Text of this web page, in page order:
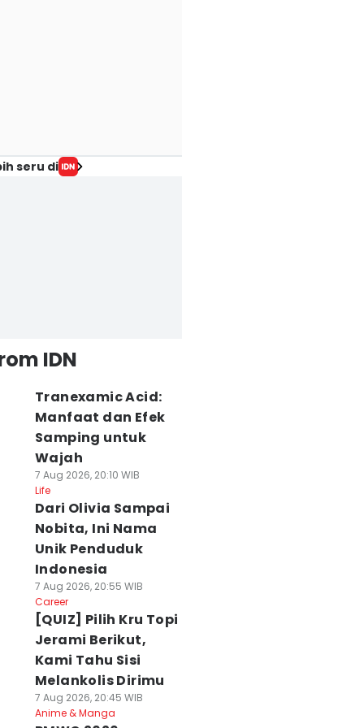
seru di
IDN
Tranexamic Acid:
Manfaat dan Efek
Samping untuk
Wajah
7 Aug 2026, 20:10 WIB
Life
Dari Olivia Sampai
Nobita, Ini Nama
Unik Penduduk
Indonesia
7 Aug 2026, 20:55 WIB
Career
[QUIZ] Pilih Kru Topi
Jerami Berikut,
Kami Tahu Sisi
Melankolis Dirimu
7 Aug 2026, 20:45 WIB
Anime & Manga